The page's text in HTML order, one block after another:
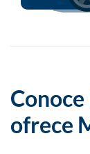
ofrece